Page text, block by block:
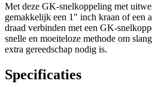
Met deze GK-snelkoppeling met
gemakkelijk een 1" inch kraan of een
draad verbinden met een GK-
snelle en moeiteloze methode om
extra gereedschap nodig is.
Specificaties